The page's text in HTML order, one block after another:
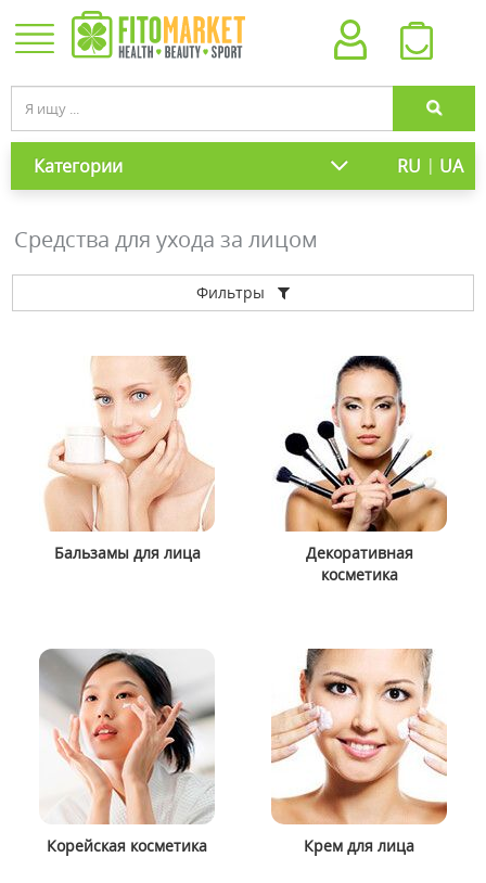
Категории RU | UA
Средства для ухода за лицом
Фильтры
Бальзамы для лица
Декоративная
косметика
Корейская косметика Крем для лица